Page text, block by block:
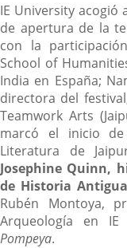
IE University acogió
de apertura de la
con la
School of
India en España;
directora del
Teamwork Arts
marcó el inicio
Literatura de
Josephine Quinn,
de Historia
Rubén Montoya,
Arqueología en
Pompeya.